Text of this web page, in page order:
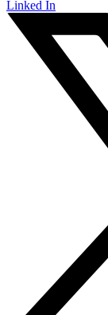
Linked In